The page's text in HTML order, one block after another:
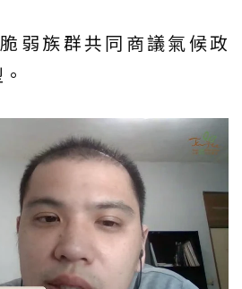
弱族群共同商議氣候政